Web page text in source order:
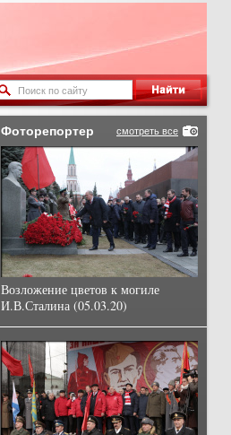
смотреть все
Фоторепортер
Возложение цветов к могиле
И.В.Сталина (05.03.20)